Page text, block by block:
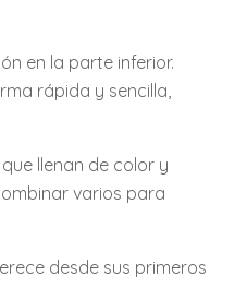
en la parte inferior.
rápida y sencilla,
llenan de color y
varios para
desde sus primeros